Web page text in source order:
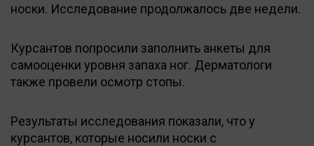
носки. Исследование продолжалось две недели.
Курсантов попросили заполнить анкеты для
самооценки уровня запаха ног. Дерматологи
также провели осмотр стопы.
Результаты исследования показали, что у
курсантов, которые носили носки с